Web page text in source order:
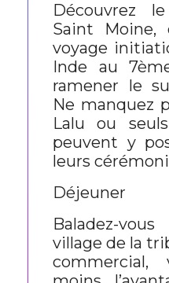
Découvrez
Saint
voyage
Inde au
ramener le
Ne manquez
Lalu ou
peuvent y
leurs
Déjeuner
Baladez-
village de la